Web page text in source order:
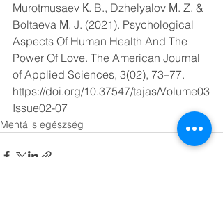
Murotmusaev К. B., Dzhelyalov М. Z. &
Boltaeva М. J. (2021). Psychological
Aspects Of Human Health And The
Power Of Love. The American Journal
of Applied Sciences, 3(02), 73–77.
https://doi.org/10.37547/tajas/Volume03
Issue02-07
Mentális egészség